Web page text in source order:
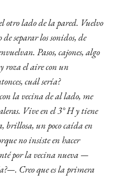
otro lado de la pared. Vuelvo
separar los sonidos, de
Pasos, cajones, algo
roza el aire con un
cuál sería?
la vecina de al lado, me
Vive en el 3° H y tiene
brillosa, un poco caída en
no insiste en hacer
por la vecina nueva —
Creo que es la primera